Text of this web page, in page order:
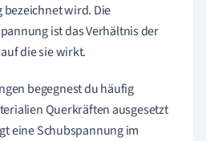
bezeichnet wird. Die
ist das Verhältnis der
die sie wirkt.
begegnest du häufig
Querkräften ausgesetzt
eine Schubspannung im